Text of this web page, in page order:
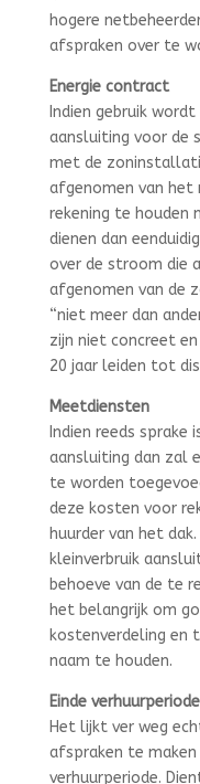
hogere
afspraken over te
Energie contract
Indien gebruik
aansluiting voor de
met de
afgenomen van het
rekening te houden
dienen dan
over de stroom die
afgenomen van de
“niet meer dan
zijn niet concreet
20 jaar leiden tot
Meetdiensten
Indien reeds sprake
aansluiting dan zal
te worden
deze kosten voor
huurder van het
kleinverbruik
behoeve van de te
het belangrijk om
kostenverdeling en
naam te houden.
Einde verhuurperiode
Het lijkt ver weg
afspraken te maken
verhuurperiode.